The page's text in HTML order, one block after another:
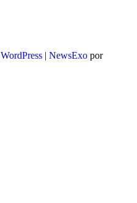
WordPress | NewsExo por